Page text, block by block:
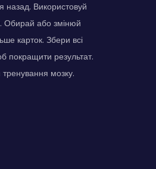
назад. Використовуй
Обирай або змінюй
карток. Збери всі
покращити результат.
тренування мозку.